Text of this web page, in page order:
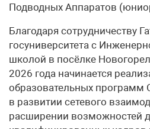
Подводных Аппаратов
Благодаря сотрудничеству
госуниверситета с
школой в посёлке
2026 года начинается
образовательных
в развитии сетевого
расширении возможностей